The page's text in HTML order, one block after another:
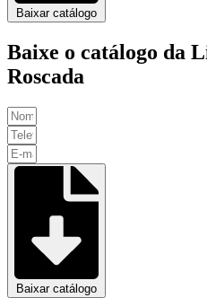
Baixar catálogo
Baixe o catálogo da
Roscada
Baixar catálogo